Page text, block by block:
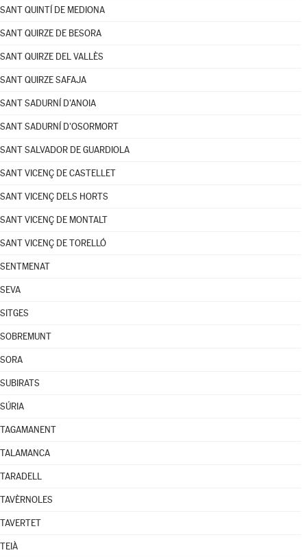
SANT QUINTÍ DE MEDIONA
SANT QUIRZE DE BESORA
SANT QUIRZE DEL VALLÈS
SANT QUIRZE SAFAJA
SANT SADURNÍ D'ANOIA
SANT SADURNÍ D'OSORMORT
SANT SALVADOR DE GUARDIOLA
SANT VICENÇ DE CASTELLET
SANT VICENÇ DELS HORTS
SANT VICENÇ DE MONTALT
SANT VICENÇ DE TORELLÓ
SENTMENAT
SEVA
SITGES
SOBREMUNT
SORA
SUBIRATS
SÚRIA
TAGAMANENT
TALAMANCA
TARADELL
TAVÈRNOLES
TAVERTET
TEIÀ